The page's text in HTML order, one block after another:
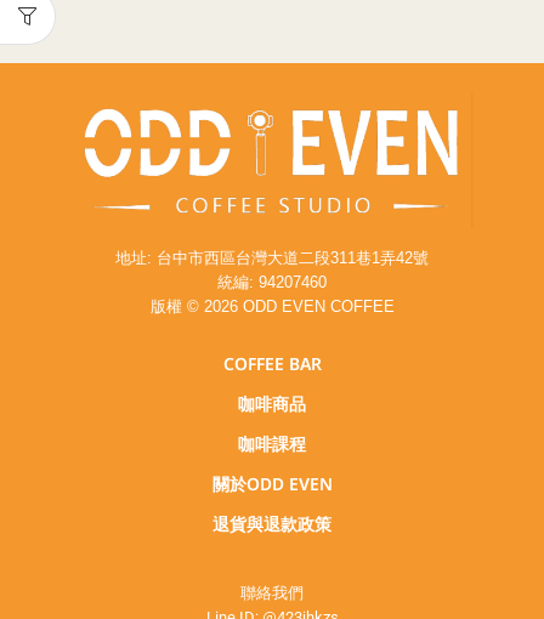
地址: 台中市西區台灣大道二段311巷1弄42號
統編: 94207460
版權 © 2026 ODD EVEN COFFEE
COFFEE BAR
咖啡商品
咖啡課程
關於ODD EVEN
退貨與退款政策
聯絡我們